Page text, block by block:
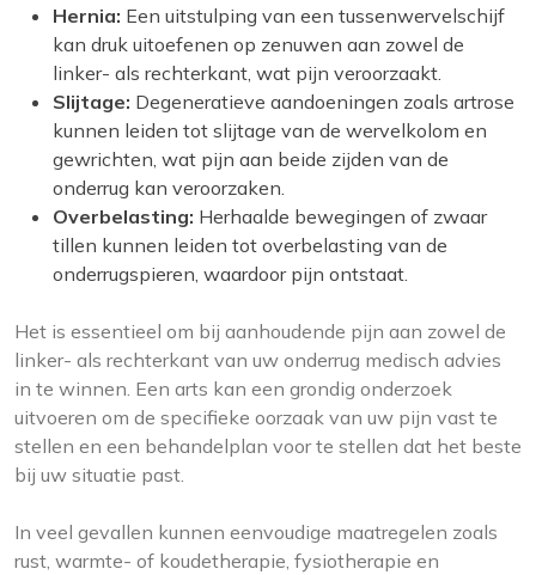
Hernia: Een uitstulping van een tussenwervelschijf
kan druk uitoefenen op zenuwen aan zowel de
linker- als rechterkant, wat pijn veroorzaakt.
Slijtage: Degeneratieve aandoeningen zoals artrose
kunnen leiden tot slijtage van de wervelkolom en
gewrichten, wat pijn aan beide zijden van de
onderrug kan veroorzaken.
Overbelasting: Herhaalde bewegingen of zwaar
tillen kunnen leiden tot overbelasting van de
onderrugspieren, waardoor pijn ontstaat.
Het is essentieel om bij aanhoudende pijn aan zowel de
linker- als rechterkant van uw onderrug medisch advies
in te winnen. Een arts kan een grondig onderzoek
uitvoeren om de specifieke oorzaak van uw pijn vast te
stellen en een behandelplan voor te stellen dat het beste
bij uw situatie past.
In veel gevallen kunnen eenvoudige maatregelen zoals
rust, warmte- of koudetherapie, fysiotherapie en